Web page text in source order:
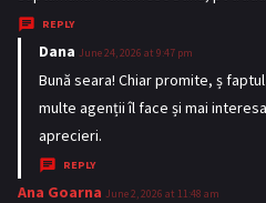
REPLY
Dana s
a
y
s
:
June 24, 2026 at 9:47 pm
Bună seara! Chiar promite, ș
multe agenții îl face și mai
aprecieri.
REPLY
Ana Goarna sJune 2, 2026 at 11:48 am